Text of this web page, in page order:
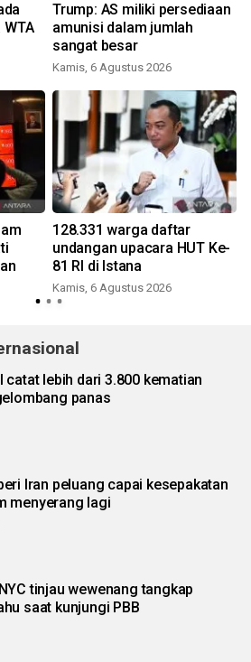
Trump: AS miliki persediaan
amunisi dalam jumlah
sangat besar
Kamis, 6 Agustus 2026
128.331 warga daftar
undangan upacara HUT Ke-
81 RI di Istana
Kamis, 6 Agustus 2026
catat lebih dari 3.800 kematian
panas
Iran peluang capai kesepakatan
menyerang lagi
tinjau wewenang tangkap
saat kunjungi PBB